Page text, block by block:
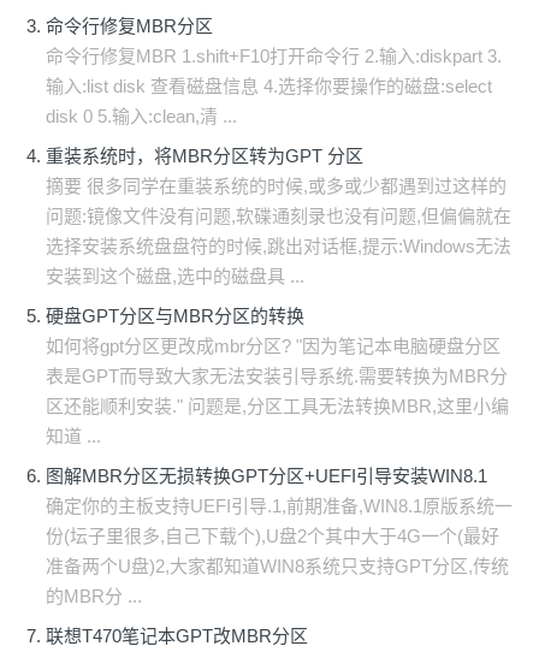
命令行修复MBR分区
命令行修复MBR 1.shift+F10打开命令行 2.输入:diskpart 3.
输入:list disk 查看磁盘信息 4.选择你要操作的磁盘:select
disk 0 5.输入:clean,清 ...
重装系统时，将MBR分区转为GPT 分区
摘要 很多同学在重装系统的时候,或多或少都遇到过这样的
问题:镜像文件没有问题,软碟通刻录也没有问题,但偏偏就在
选择安装系统盘盘符的时候,跳出对话框,提示:Windows无法
安装到这个磁盘,选中的磁盘具 ...
硬盘GPT分区与MBR分区的转换
如何将gpt分区更改成mbr分区? "因为笔记本电脑硬盘分区
表是GPT而导致大家无法安装引导系统.需要转换为MBR分
区还能顺利安装." 问题是,分区工具无法转换MBR,这里小编
知道 ...
图解MBR分区无损转换GPT分区+UEFI引导安装WIN8.1
确定你的主板支持UEFI引导.1,前期准备,WIN8.1原版系统一
份(坛子里很多,自己下载个),U盘2个其中大于4G一个(最好
准备两个U盘)2,大家都知道WIN8系统只支持GPT分区,传统
的MBR分 ...
联想T470笔记本GPT改MBR分区